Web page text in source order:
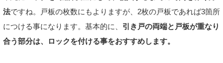
法ですね。戸板の枚数にもよりますが、2枚の戸板であれば3箇所
につける事になります。基本的に、 引き戸の両端と戸板が重なり
合う部分は、ロックを付ける事をおすすめします。